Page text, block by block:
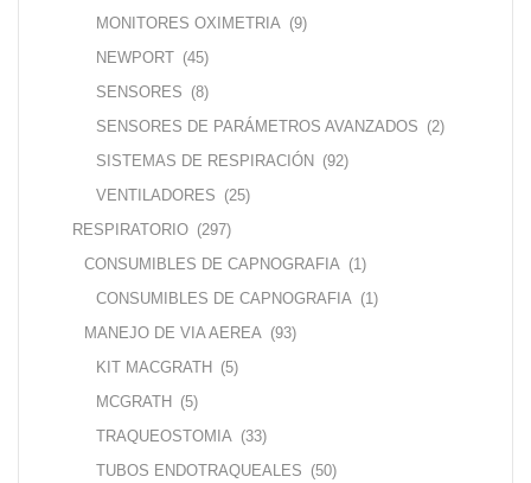
MONITORES OXIMETRIA (9)
NEWPORT (45)
SENSORES (8)
SENSORES DE PARÁMETROS AVANZADOS (2)
SISTEMAS DE RESPIRACIÓN (92)
VENTILADORES (25)
RESPIRATORIO (297)
CONSUMIBLES DE CAPNOGRAFIA (1)
CONSUMIBLES DE CAPNOGRAFIA (1)
MANEJO DE VIA AEREA (93)
KIT MACGRATH (5)
MCGRATH (5)
TRAQUEOSTOMIA (33)
TUBOS ENDOTRAQUEALES (50)